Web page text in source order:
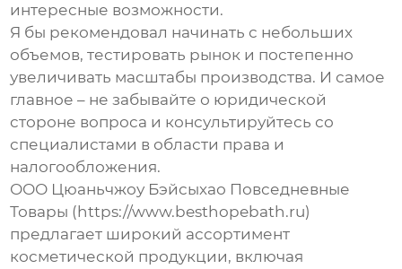
интересные возможности.
Я бы рекомендовал начинать с небольших
объемов, тестировать рынок и постепенно
увеличивать масштабы производства. И самое
главное – не забывайте о юридической
стороне вопроса и консультируйтесь со
специалистами в области права и
налогообложения.
ООО Цюаньчжоу Бэйсыхао Повседневные
Товары (https://www.besthopebath.ru)
предлагает широкий ассортимент
косметической продукции, включая